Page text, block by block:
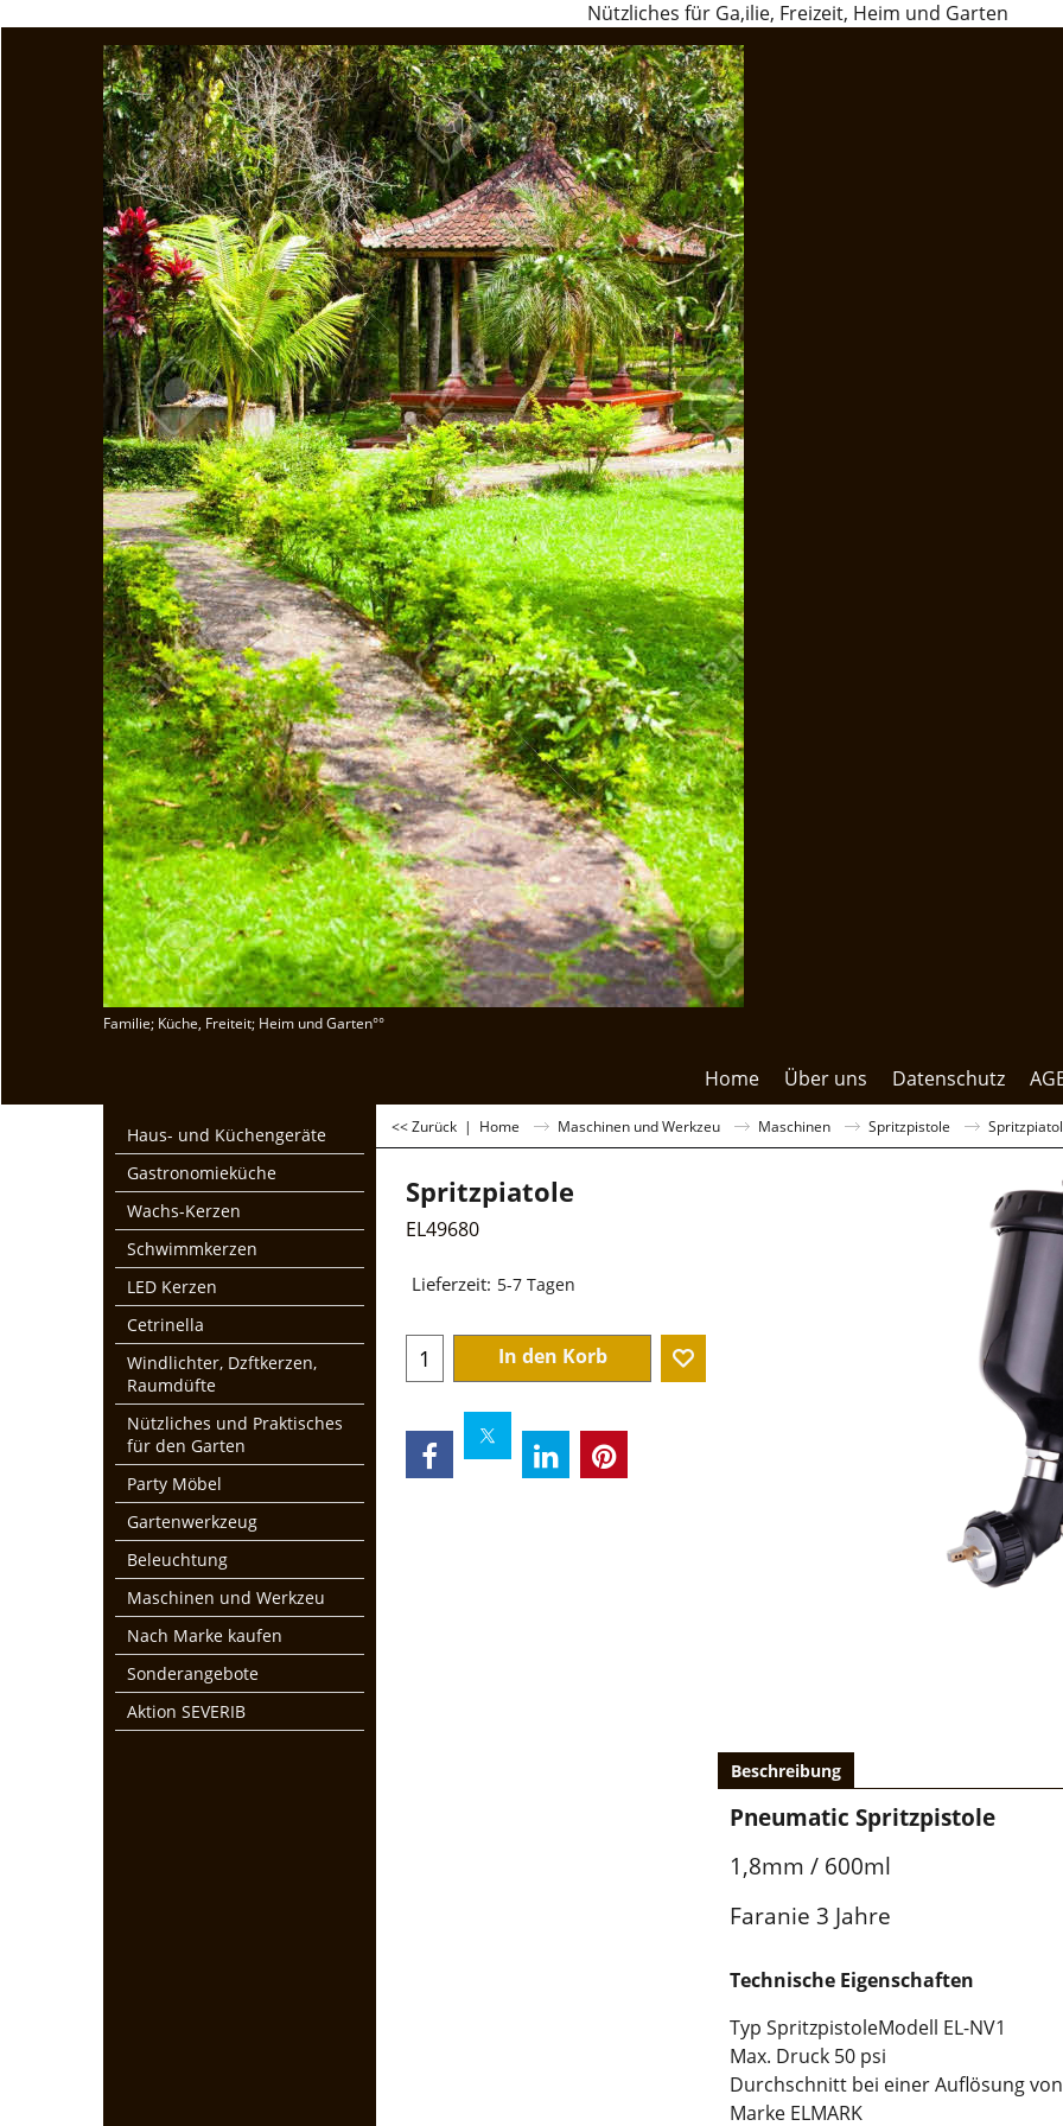
Nützliches für Ga,ilie, Freizeit, Heim und Garten
Familie; Küche, Freiteit; Heim und Garten°°
Home Über uns Datenschutz
Haus- und Küchengeräte
Gastronomieküche
Wachs-Kerzen
Schwimmkerzen
LED Kerzen
Cetrinella
Windlichter, Dzftkerzen,
Raumdüfte
Nützliches und Praktisches
für den Garten
Party Möbel
Gartenwerkzeug
Beleuchtung
Maschinen und Werkzeu
Nach Marke kaufen
Sonderangebote
Aktion SEVERIB
<< Zurück | Home Maschinen und Werkzeu Maschinen Spritzpistole
Spritzpiatole
EL49680
€68.95
Lieferzeit: 5-7 Tagen
In den Korb
Beschreibung
Pneumatic Spritzpistole
1,8mm / 600ml
Faranie 3 Jahre
Technische Eigenschaften
Typ SpritzpistoleModell EL-NV1
Max. Druck 50 psi
Durchschnitt bei einer Auflösung
Marke ELMARK